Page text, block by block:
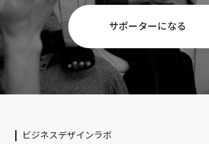
サポーターになる
ビジネスデザインラボ